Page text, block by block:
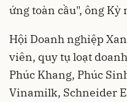
ứng toàn cầu", ông Kỳ
Hội Doanh nghiệp
viên, quy tụ loạt
Phúc Khang, Phúc
Vinamilk, Schneider